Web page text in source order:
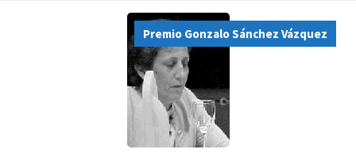
Premio Gonzalo Sánchez Vázquez